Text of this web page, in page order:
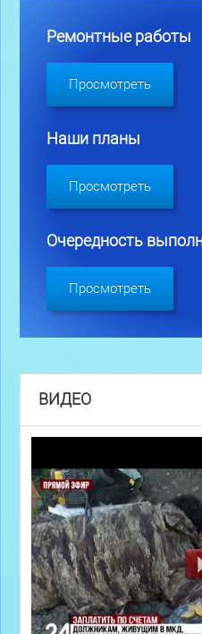
Ремонтные работы
Просмотреть
Наши планы
Просмотреть
Очередность
Просмотреть
ВИДЕО